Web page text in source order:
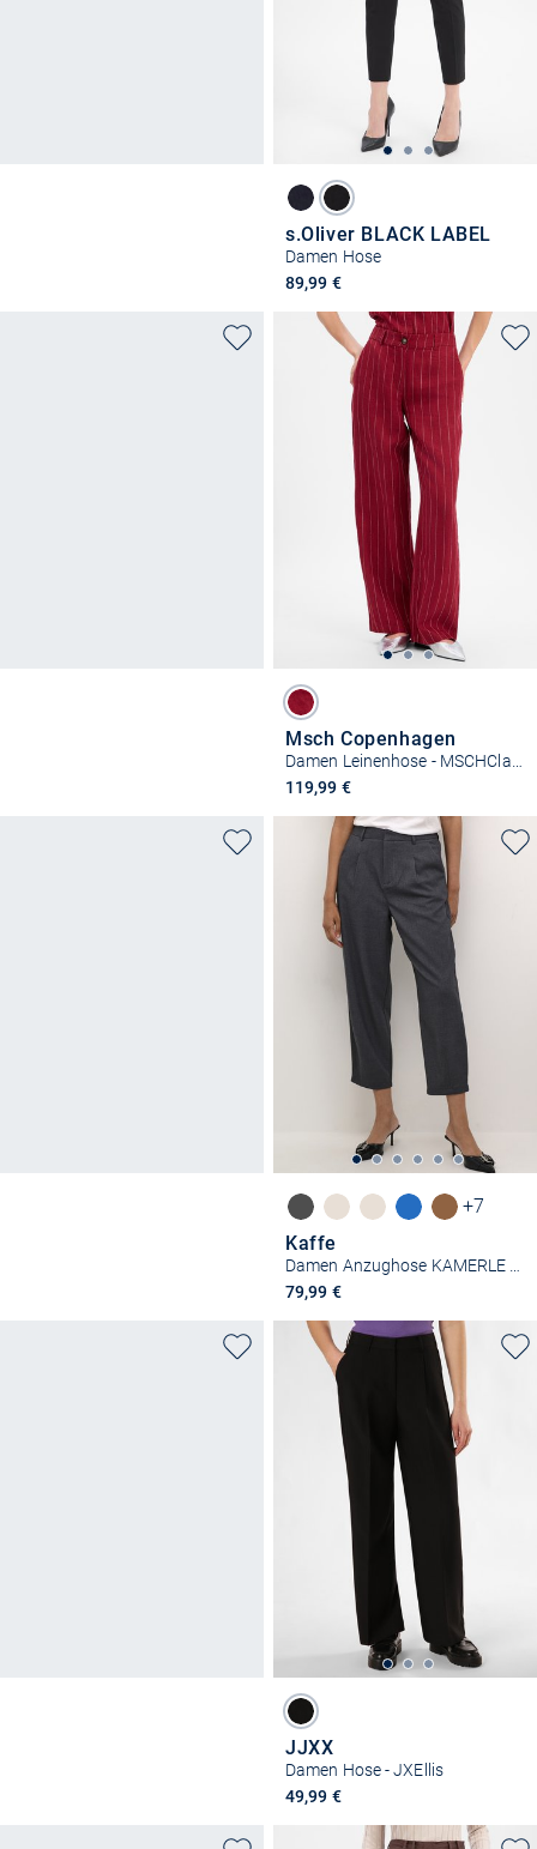
s.Oliver BLACK LABEL
Damen Hose
89,99 €
Msch Copenhagen
119,99 €
+7
Kaffe
79,99 €
JJXX
Damen Hose - JXEllis
49,99 €